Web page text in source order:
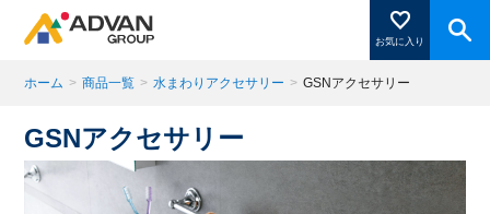
お気に入り
商品ページにある「お気に入り登録」を押すと登録した
商品がここに表示されます。
ホーム > 商品一覧 > 水まわりアクセサリー > GSNアクセサリー
GSNアクセサリー